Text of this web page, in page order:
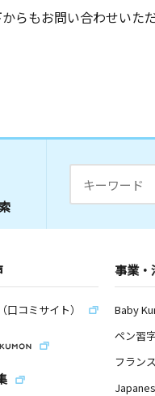
らもお問い合わせいただ
口コミサイト）
事業・
Baby
ペン習
フラン